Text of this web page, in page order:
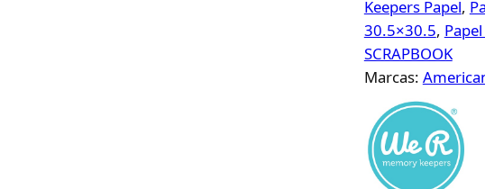
Keepers Papel,
30.5×30.5,
SCRAPBOOK
Marcas: